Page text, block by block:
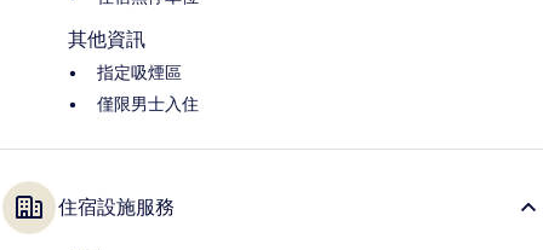
其他資訊
指定吸煙區
僅限男士入住
住宿設施服務